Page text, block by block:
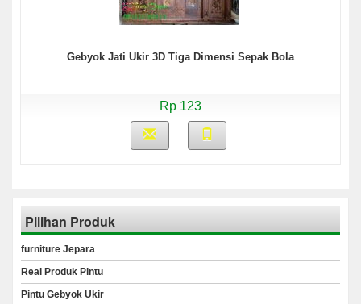
Gebyok Jati Ukir 3D Tiga Dimensi Sepak Bola
Rp 123
Pilihan Produk
furniture Jepara
Real Produk Pintu
Pintu Gebyok Ukir